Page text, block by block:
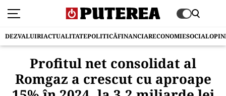
DEZVALUIRIACTUALITATEPOLITICĂFINANCIARECONOMIESOCIAL
Profitul net consolidat al
Romgaz a crescut cu aproape